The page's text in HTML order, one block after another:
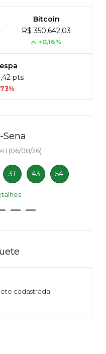
Bitcoin
R$ 350,642,03
+0,16%
pts
Sena
(06/08/26)
31 43 54
cadastrada